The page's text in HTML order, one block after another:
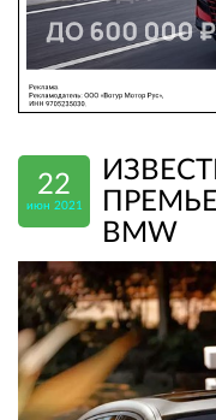
22
июн 2021
BMW